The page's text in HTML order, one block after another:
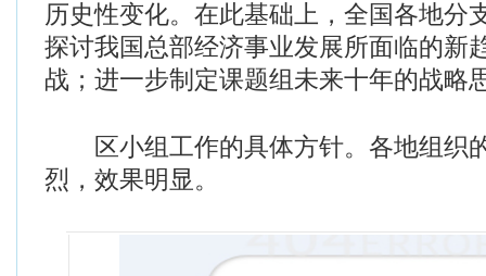
历史性变化。在此基础上，全国各地分
探讨我国总部经济事业发展所面临的新
战；进一步制定课题组未来十年的战略
区小组工作的具体方针。各地组织
烈，效果明显。